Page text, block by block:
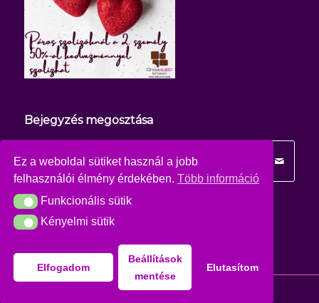
Ez a weboldal sütiket használ a jobb
felhasználói élmény érdekében.Több információ
Funkcionális sütik
Funkcionális sütik
Kényelmi sütik
Kényelmi sütik
Elfogadom
Beállítások
mentése
Elutasítom
Bejegyzés megosztása